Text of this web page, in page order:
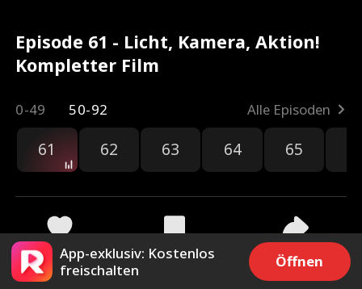
Episode 61 - Licht, Kamera, Aktion!
Kompletter Film
0-49 50-92 Alle Episoden
61 62 63 64 65
2.8k 78.6k Teilen
App-exklusiv: Kostenlos
freischalten
Öffnen